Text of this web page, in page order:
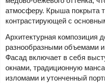
атмосферу. Крыша покрыта
контрастирующей с
Архитектурная композиция
разнообразными объемами
Фасад включает в себя
окнами, традиционную
изломами и утонченный